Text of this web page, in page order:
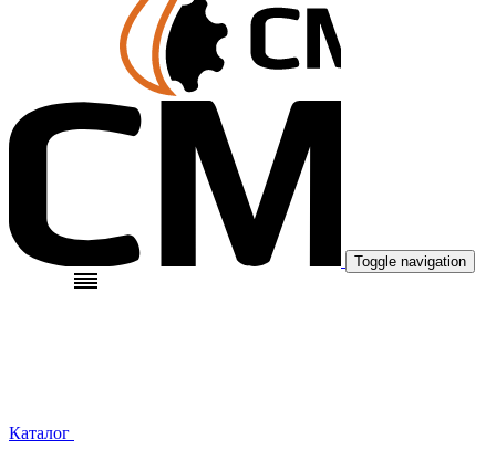
Toggle navigation
Каталог